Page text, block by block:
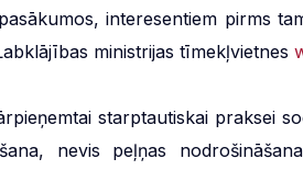
interesentiem pirms
ministrijas tīmekļvietnes
starptautiskai praksei
nevis peļņas